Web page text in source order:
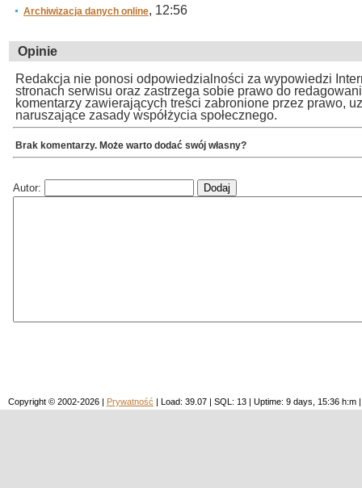
Archiwizacja danych online, 12:56
Opinie
Redakcja nie ponosi odpowiedzialności za wypowiedzi
stronach serwisu oraz zastrzega sobie prawo do
komentarzy zawierających treści zabronione przez prawo,
naruszające zasady współżycia społecznego.
Brak komentarzy. Może warto dodać swój własny?
Autor:
Copyright © 2002-2026 | Prywatność | Load: 39.07 | SQL: 13 | Uptime: 9 days, 15:36